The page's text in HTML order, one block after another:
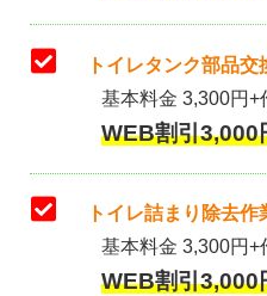
トイレタンク部品
基本料金 3,300円+
WEB割引3,000
トイレ詰まり除去作
基本料金 3,300円+
WEB割引3,000